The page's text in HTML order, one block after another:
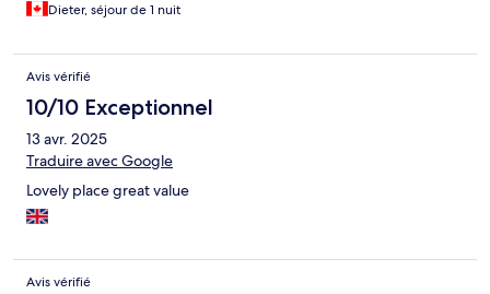
Dieter, séjour de 1 nuit
Avis vérifié
10/10 Exceptionnel
13 avr. 2025
Traduire avec Google
Lovely place great value
Avis vérifié